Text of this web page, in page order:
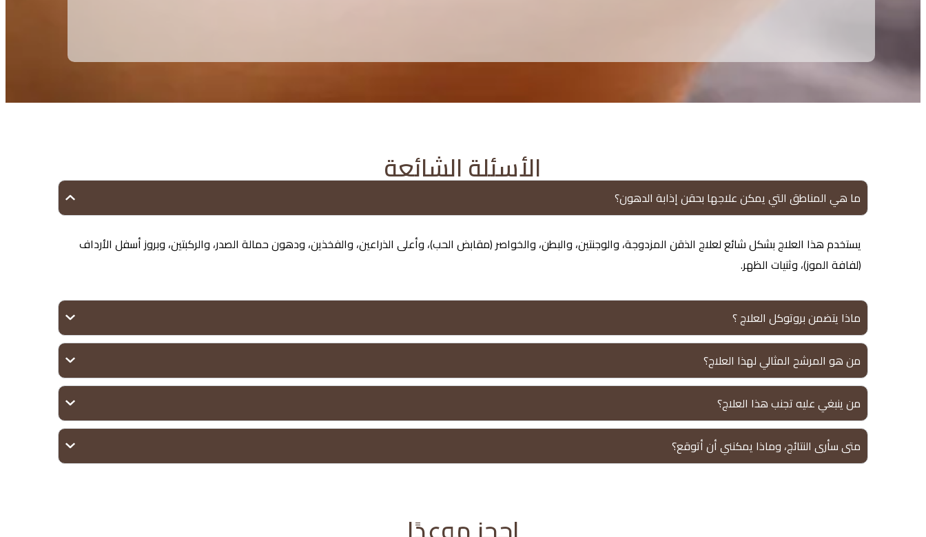
الأسئلة الشائعة
ما هي المناطق التي يمكن علاجها بحقن إذابة الدهون؟
يستخدم هذا العلاج بشكل شائع لعلاج الذقن المزدوجة، والوجنتين، والبطن، والخواصر (مقابض الحب)، وأعلى الذراعين، والفخذين، ودهون حمالة الصدر، والركبتين، وبروز أسفل الأرداف
(لفافة الموز)، وثنيات الظهر.
ماذا يتضمن بروتوكل العلاج ؟
من هو المرشح المثالي لهذا العلاج؟
من ينبغي عليه تجنب هذا العلاج؟
متى سأرى النتائج، وماذا يمكنني أن أتوقع؟